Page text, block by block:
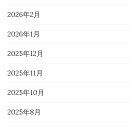
2026年2月
2026年1月
2025年12月
2025年11月
2025年10月
2025年8月